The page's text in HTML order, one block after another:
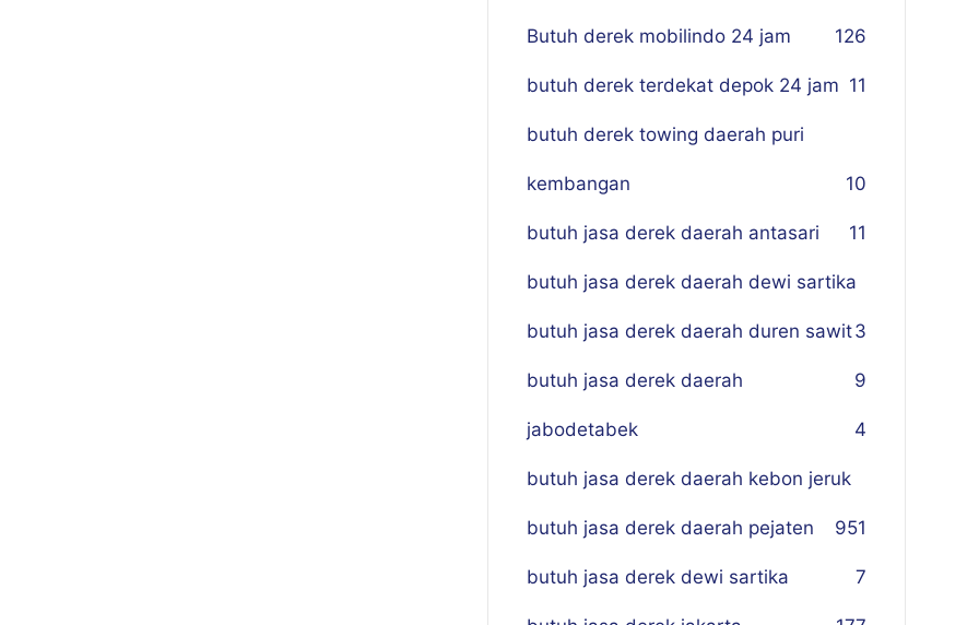
26
Butuh derek mobilindo 24 jam 1
butuh derek terdekat depok 24 jam 11
butuh derek towing daerah puri
kembangan 10
butuh jasa derek daerah antasari 11
butuh jasa derek daerah dewi sartika
3
butuh jasa derek daerah duren sawit
9
butuh jasa derek daerah
jabodetabek 4
butuh jasa derek daerah kebon jeruk
51
butuh jasa derek daerah pejaten 9
butuh jasa derek dewi sartika 7